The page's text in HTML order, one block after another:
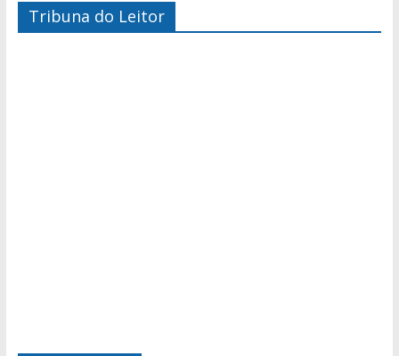
Tribuna do Leitor